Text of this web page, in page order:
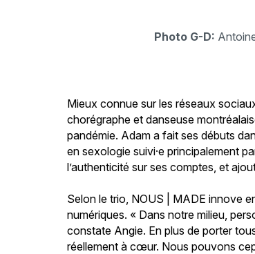
Photo G-D:
Mieux connue sur les réseaux
chorégraphe et danseuse
pandémie. Adam a fait ses débuts
en sexologie suivi·e principalement
l’authenticité sur ses comptes, et
Selon le trio, NOUS | MADE innove
numériques. « Dans notre milieu,
constate Angie. En plus de porter
réellement à cœur. Nous pouvons